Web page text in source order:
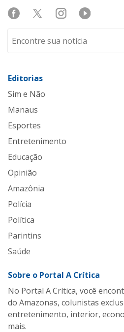
Editorias
Sim e Não
Manaus
Esportes
Entretenimento
Educação
Opinião
Amazônia
Polícia
Política
Parintins
Saúde
Sobre o Portal A Crítica
No Portal A Crítica, você
do Amazonas, colunistas
entretenimento, interior,
mais.